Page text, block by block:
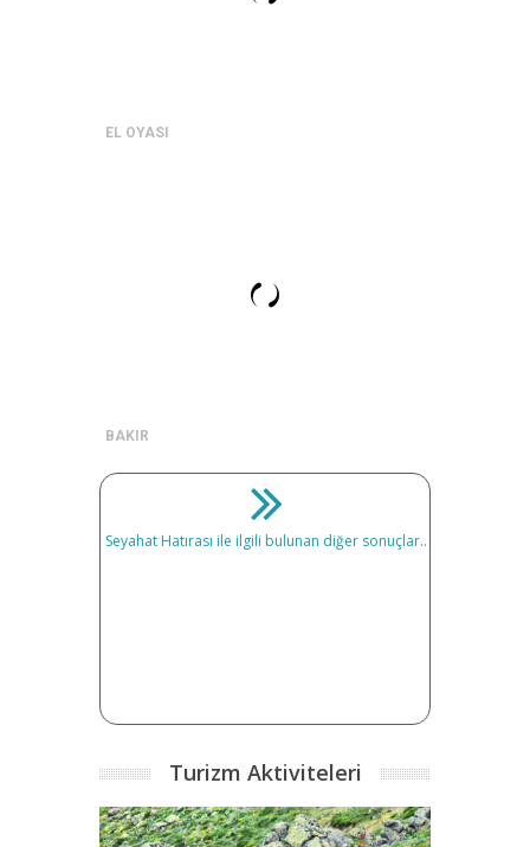
EL OYASI
BAKIR
Seyahat Hatırası ile ilgili bulunan diğer sonuçlar..
Turizm Aktiviteleri